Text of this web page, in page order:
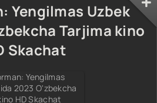
Yengilmas Uzbek
Tarjima kino
Skachat